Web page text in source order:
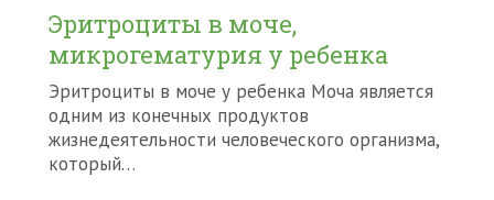
Эритроциты в моче,
микрогематурия у ребенка
Эритроциты в моче у ребенка Моча является
одним из конечных продуктов
жизнедеятельности человеческого организма,
который…